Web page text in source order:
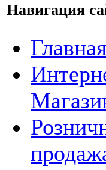
Навигация
Главная